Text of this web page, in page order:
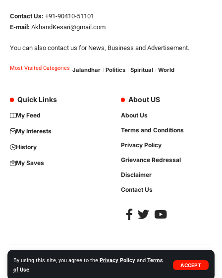
By using this site, you agree to the Privacy Policy and Terms
of Use.
ACCEPT
Contact Us: +91-90410-51101
E-mail: AkhandKesari@gmail.com
You can also contact us for News, Business and Advertisement.
Most Visited Categories Jalandhar Politics Spiritual World
Quick Links
My Feed
My Interests
History
My Saves
About US
About Us
Terms and Conditions
Privacy Policy
Grievance Redressal
Disclaimer
Contact Us
Copyright © 2023, All Rights are Reserved. Website Developed byiTree